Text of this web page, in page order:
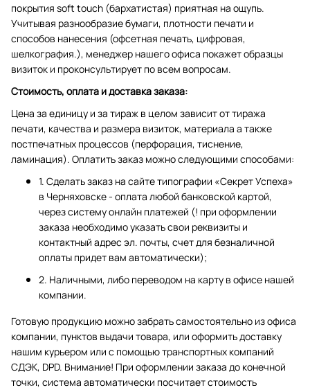
покрытия soft touch (бархатистая) приятная на ощупь.
Учитывая разнообразие бумаги, плотности печати и
способов нанесения (офсетная печать, цифровая,
шелкография.), менеджер нашего офиса покажет образцы
визиток и проконсультирует по всем вопросам.
Стоимость, оплата и доставка заказа:
Цена за единицу и за тираж в целом зависит от тиража
печати, качества и размера визиток, материала а также
постпечатных процессов (перфорация, тиснение,
ламинация). Оплатить заказ можно следующими способами:
1. Сделать заказ на сайте типографии «Секрет Успеха»
в Черняховске - оплата любой банковской картой,
через систему онлайн платежей (! при оформлении
заказа необходимо указать свои реквизиты и
контактный адрес эл. почты, счет для безналичной
оплаты придет вам автоматически);
2. Наличными, либо переводом на карту в офисе нашей
компании.
Готовую продукцию можно забрать самостоятельно из офиса
компании, пунктов выдачи товара, или оформить доставку
нашим курьером или с помощью транспортных компаний
СДЭК, DPD. Внимание! При оформлении заказа до конечной
точки, система автоматически посчитает стоимость